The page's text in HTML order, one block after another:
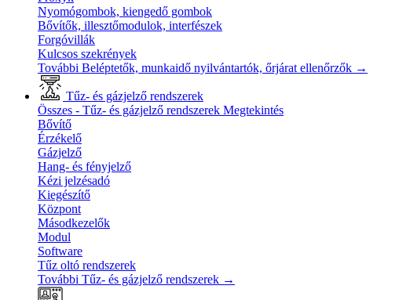
Nyomógombok, kiengedő gombok
Bővítők, illesztőmodulok, interfészek
Forgóvillák
Kulcsos szekrények
További Beléptetők, munkaidő nyilvántartók, őrjárat ellenőrzők →
Tűz- és gázjelző rendszerek
Összes - Tűz- és gázjelző rendszerek Megtekintés
Bővítő
Érzékelő
Gázjelző
Hang- és fényjelző
Kézi jelzésadó
Kiegészítő
Központ
Másodkezelők
Modul
Software
Tűz oltó rendszerek
További Tűz- és gázjelző rendszerek →